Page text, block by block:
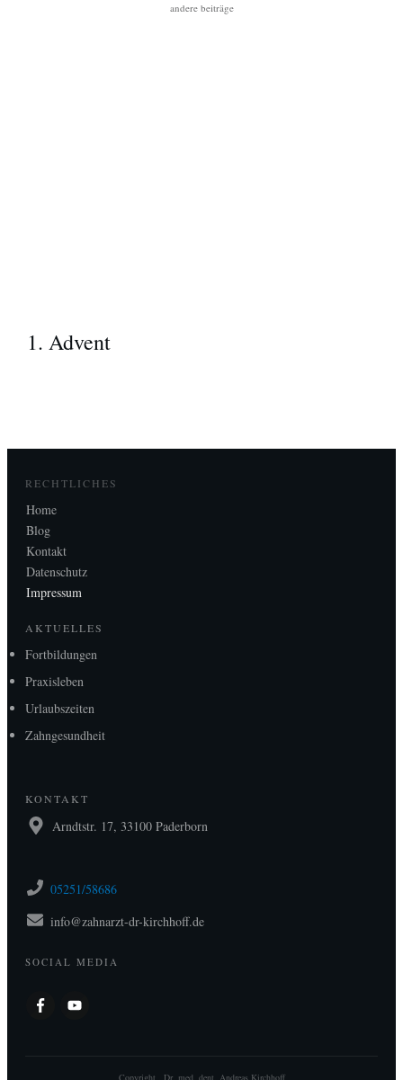
andere beiträge
1. Advent
RECHTLICHES
Home
Blog
Kontakt
Datenschutz
Impressum
AKTUELLES
Fortbildungen
Praxisleben
Urlaubszeiten
Zahngesundheit
KONTAKT
Arndtstr. 17, 33100 Paderborn
05251/58686
info@zahnarzt-dr-kirchhoff.de
SOCIAL MEDIA
Copyright . Dr. med. dent. Andreas Kirchhoff